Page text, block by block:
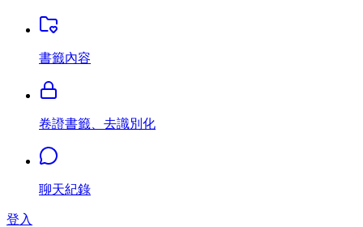
書籤內容
卷證書籤、去識別化
聊天紀錄
登入